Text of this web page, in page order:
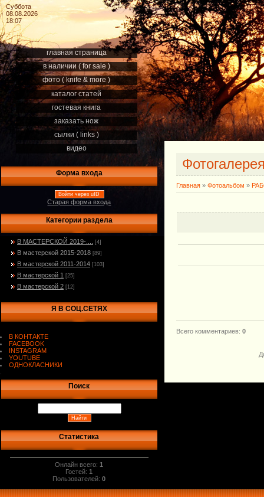
Суббота
08.08.2026
18:07
главная страница
в наличии ( for sale )
фото ( knife & more )
каталог статей
гостевая книга
заказать нож
сылки ( links )
видео
Форма входа
Войти через uID
Старая форма входа
Категории раздела
В МАСТЕРСКОЙ 2019-.... [4]
В мастерской 2015-2018 [89]
В мастерской 2011-2014 [103]
В мастерской 1 [25]
В мастерской 2 [12]
Я В СОЦ.СЕТЯХ
В КОНТАКТЕ
FACEBOOK
INSTAGRAM
YOUTUBE
ОДНОКЛАСНИКИ
Поиск
Статистика
Онлайн всего:1
Гостей:1
Пользователей:0
Главная » Фотоальбом »
Всего комментариев: 0